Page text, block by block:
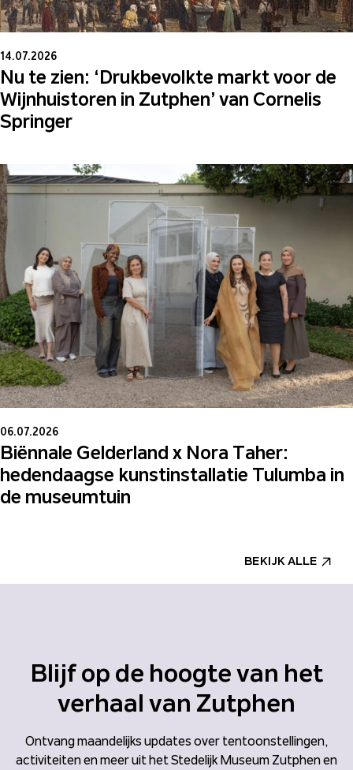
14.07.2026
Nu te zien: ‘Drukbevolkte markt voor de
Wijnhuistoren in Zutphen’ van Cornelis
Springer
06.07.2026
Biënnale Gelderland x Nora Taher:
hedendaagse kunstinstallatie Tulumba in
de museumtuin
BEKIJK ALLE
Blijf op de hoogte van het
verhaal van Zutphen
Ontvang maandelijks updates over tentoonstellingen,
activiteiten en meer uit het Stedelijk Museum Zutphen en